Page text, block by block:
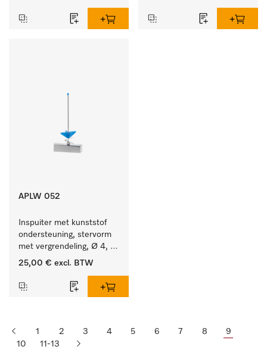
APLW 052
Inspuiter met kunststof
ondersteuning, stervorm
met vergrendeling, Ø 4,
lengte 175 mm.
25,00 € excl. BTW
1 2 3 4 5 6 7 8
9
10
11-13